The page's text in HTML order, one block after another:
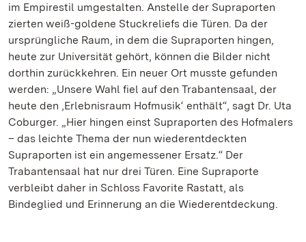
im Empirestil umgestalten. Anstelle der Supraporten
zierten weiß-goldene Stuckreliefs die Türen. Da der
ursprüngliche Raum, in dem die Supraporten hingen,
heute zur Universität gehört, können die Bilder nicht
dorthin zurückkehren. Ein neuer Ort musste gefunden
werden: „Unsere Wahl fiel auf den Trabantensaal, der
heute den ‚Erlebnisraum Hofmusik‘ enthält“, sagt Dr. Uta
Coburger. „Hier hingen einst Supraporten des Hofmalers
– das leichte Thema der nun wiederentdeckten
Supraporten ist ein angemessener Ersatz.“ Der
Trabantensaal hat nur drei Türen. Eine Supraporte
verbleibt daher in Schloss Favorite Rastatt, als
Bindeglied und Erinnerung an die Wiederentdeckung.